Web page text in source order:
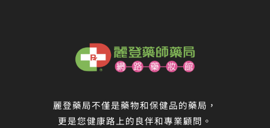
麗登藥局不僅是藥物和保健品的藥局，
更是您健康路上的良伴和專業顧問。